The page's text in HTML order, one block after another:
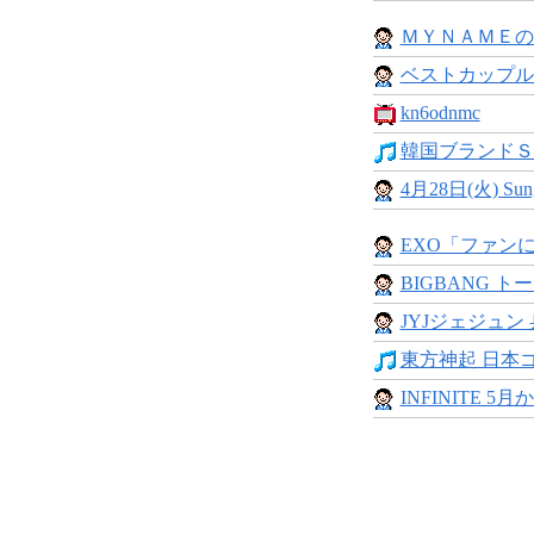
ＭＹＮＡＭＥ
ベストカップ
kn6odnmc
韓国ブランド
4月28日(火)
EXO「ファン
BIGBANG ト
JYJジェジュン
東方神起 日本
INFINITE 5月